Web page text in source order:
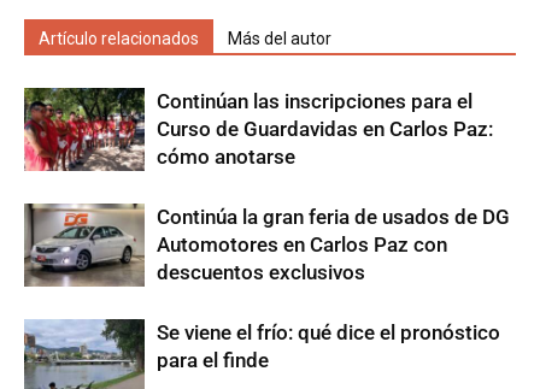
Artículo relacionados Más del autor
Continúan las inscripciones para el
Curso de Guardavidas en Carlos Paz:
cómo anotarse
Continúa la gran feria de usados de DG
Automotores en Carlos Paz con
descuentos exclusivos
Se viene el frío: qué dice el pronóstico
para el finde